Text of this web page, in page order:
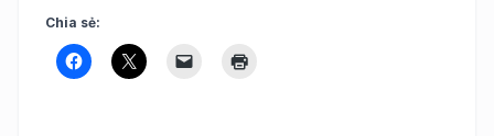
Chia sẻ: